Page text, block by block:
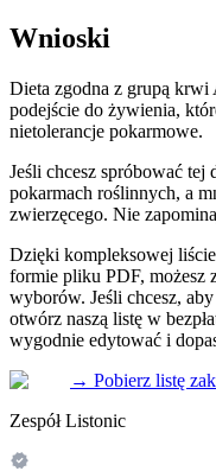
Wnioski
Dieta zgodna z grupą
podejście do żywienia,
nietolerancje pokarmowe.
Jeśli chcesz spróbować tej
pokarmach roślinnych, a
zwierzęcego. Nie
Dzięki kompleksowej
formie pliku PDF, możesz
wyborów. Jeśli chcesz, aby
otwórz naszą listę w
wygodnie edytować i
→ Pobierz listę
Zespół Listonic